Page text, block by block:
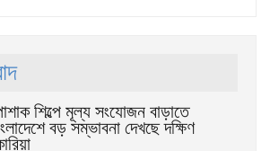
শিল্পে মূল্য সংযোজন বাড়াতে
বড় সম্ভাবনা দেখছে দক্ষিণ